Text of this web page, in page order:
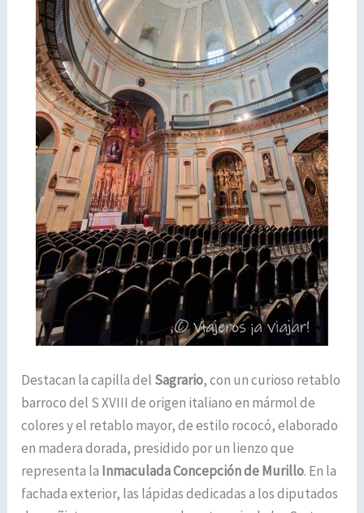
Destacan la capilla del Sagrario, con un curioso retablo
barroco del S XVIII de origen italiano en mármol de
colores y el retablo mayor, de estilo rococó, elaborado
en madera dorada, presidido por un lienzo que
representa la Inmaculada Concepción de Murillo. En la
fachada exterior, las lápidas dedicadas a los diputados